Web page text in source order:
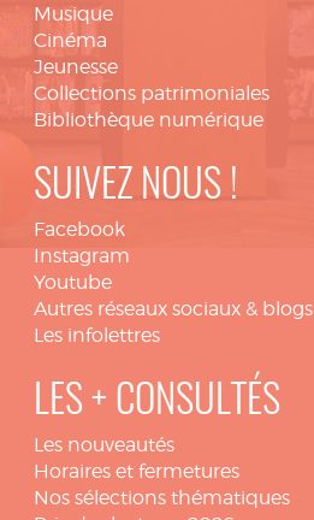
Musique
Cinéma
Jeunesse
Collections patrimoniales
Bibliothèque numérique
SUIVEZ NOUS !
Facebook
Instagram
Youtube
Autres réseaux sociaux & blogs
Les infolettres
LES + CONSULTÉS
Les nouveautés
Horaires et fermetures
Nos sélections thématiques